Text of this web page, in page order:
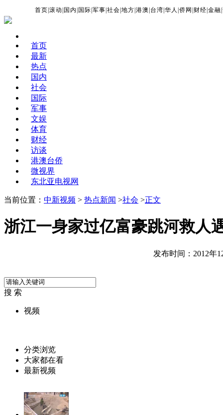
首页 |滚动 国内 国际 |军事 |社会 |地方 |港澳 台湾 |华人 |侨网 财经 |金融 |
首页
最新
热点
国内
社会
国际
军事
文娱
体育
财经
访谈
港澳台侨
微视界
东北亚电视网
当前位置： 中新视频 > 热点新闻 >社会 >正文
浙江一身家过亿富豪跳河救人
发布时间：2012年
搜 索
视频
分类浏览
大家都在看
最新视频